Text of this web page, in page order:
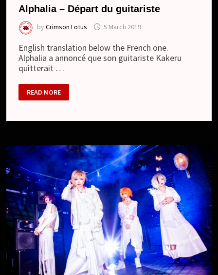
Alphalia – Départ du guitariste
byCrimson Lotus 5 March 2019
English translation below the French one.
Alphalia a annoncé que son guitariste Kakeru
quitterait …
ALPHALIA
–
DÉPART
READ MORE